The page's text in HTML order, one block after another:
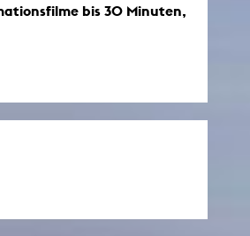
bis 30 Minuten,